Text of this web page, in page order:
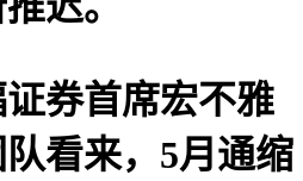
券首席宏不雅
看来，5月通缩